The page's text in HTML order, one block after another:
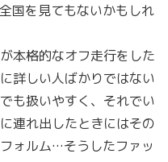
国を見てもないかもしれ
本格的なオフ走行をした
詳しい人ばかりではない
も扱いやすく、それでい
連れ出したときにはその
ォルム…そうしたファッ